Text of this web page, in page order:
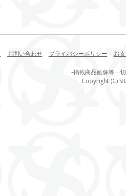
お問い合わせ プライバシーポリシー お
-掲載商品画像等一
Copyright (C)